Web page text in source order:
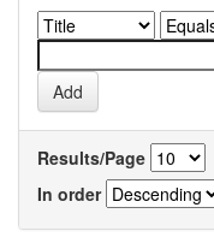
Results/Page
In order